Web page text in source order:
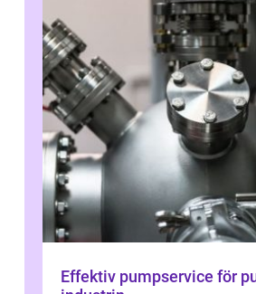
Effektiv pumpservice för